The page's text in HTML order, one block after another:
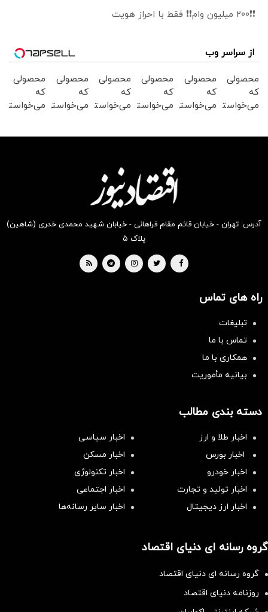
❗❗200 میلیون وام❗❗ فقط با احراز هویت
از سراسر وب
محصولی
که
می‌خواستی
محصولی
که
می‌خواستی
محصولی
که
می‌خواستی
بخر !
محصولی
که
می‌خواستی
بخر !
محصولی
که
می‌خواستی
محصولی
که
می‌خواستی
آدرس: تهران - خیابان قائم مقام فراهانی - خیابان شهید محمدی خدری (شاهین)
پلاک ۵
راه های تماس
تبلیغات
تماس با ما
همکاری با ما
بیانیه مأموریت
دسته بندی مطالب
اخبار طلا و ارز
اخبار سیاسی
اخبار بورس
اخبار مسکن
اخبار خودرو
اخبار تکنولوژی
اخبار تولید و تجارت
اخبار اجتماعی
اخبار ارز دیجیتال
اخبار سایر رسانه‌‌ها
گروه رسانه ای دنیای اقتصاد
گروه رسانه ای دنیای اقتصاد
روزنامه دنیای اقتصاد